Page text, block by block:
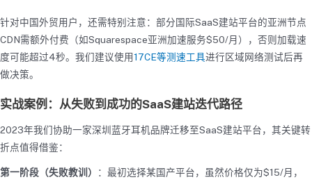
针对中国外贸用户，还需特别注意：部分国际SaaS建站平台的亚洲节点
CDN需额外付费（如Squarespace亚洲加速服务$50/月），否则加载速
度可能超过4秒。我们建议使用17CE等测速工具进行区域网络测试后再
做决策。
实战案例：从失败到成功的SaaS建站迭代路径
2023年我们协助一家深圳蓝牙耳机品牌迁移至SaaS建站平台，其关键转
折点值得借鉴：
第一阶段（失败教训） ：最初选择某国产平台，虽然价格仅为$15/月，